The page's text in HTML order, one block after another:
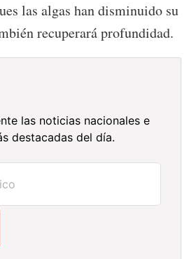
las algas han disminuido su
recuperará profundidad.
las noticias nacionales e
destacadas del día.